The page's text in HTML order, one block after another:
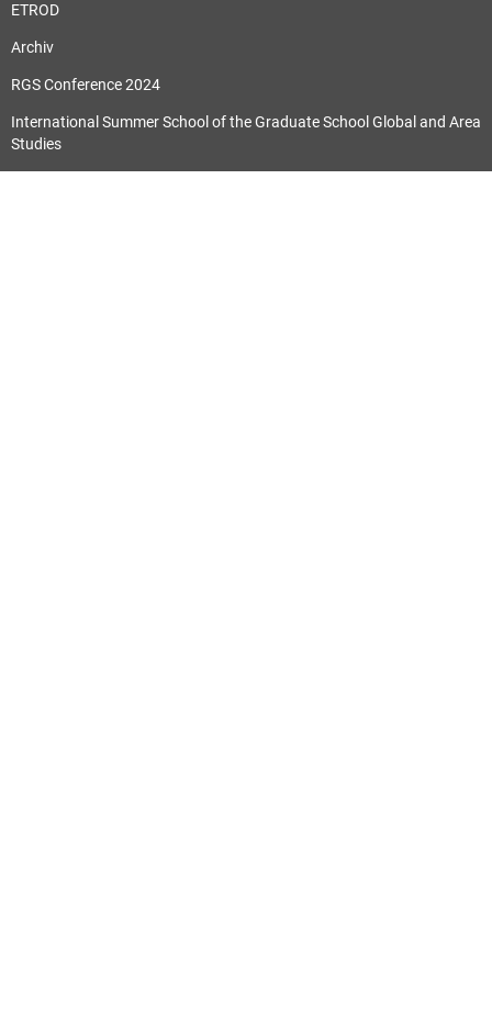
ETROD
Archiv
RGS Conference 2024
International Summer School of the Graduate School Global and Area
Studies